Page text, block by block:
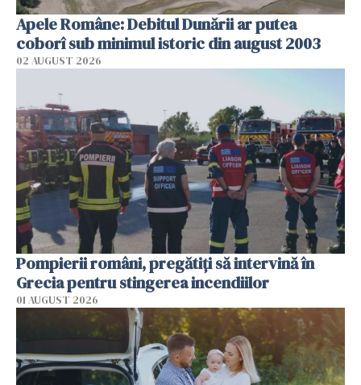
Apele Române: Debitul Dunării ar putea
coborî sub minimul istoric din august 2003
02 AUGUST 2026
Pompierii români, pregătiţi să intervină în
Grecia pentru stingerea incendiilor
01 AUGUST 2026